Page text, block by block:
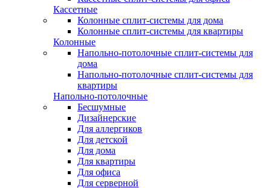
Кассетные
Колонные сплит-системы для дома
Колонные сплит-системы для квартиры
Колонные
Напольно-потолочные сплит-системы для
дома
Напольно-потолочные сплит-системы для
квартиры
Напольно-потолочные
Бесшумные
Дизайнерские
Для аллергиков
Для детской
Для дома
Для квартиры
Для офиса
Для серверной